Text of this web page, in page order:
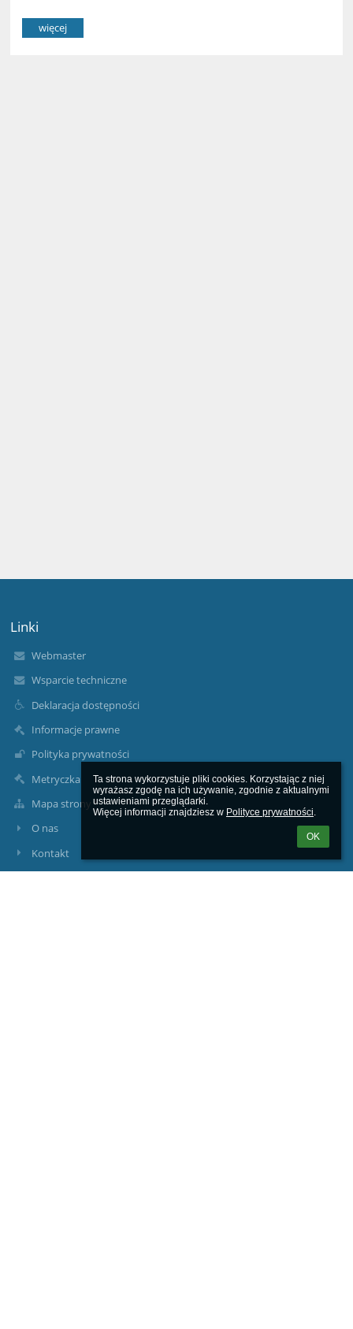
Ta strona wykorzystuje pliki cookies. Korzystając z niej
wyrażasz zgodę na ich używanie, zgodnie z aktualnymi
ustawieniami przeglądarki.
Więcej informacji znajdziesz w Polityce prywatności.
OK
więcej
Linki
Webmaster
Wsparcie techniczne
Deklaracja dostępności
Informacje prawne
Polityka prywatności
Metryczka
Mapa strony
O nas
Kontakt